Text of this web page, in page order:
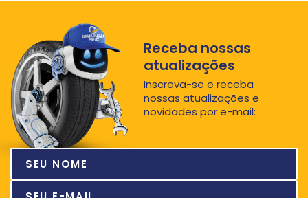
Receba nossas
atualizações
Inscreva-se e receba
nossas atualizações e
novidades por e-mail: